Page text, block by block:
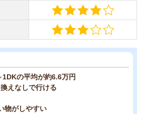
1DKの平均が約6.6万円
えなしで行ける
物がしやすい